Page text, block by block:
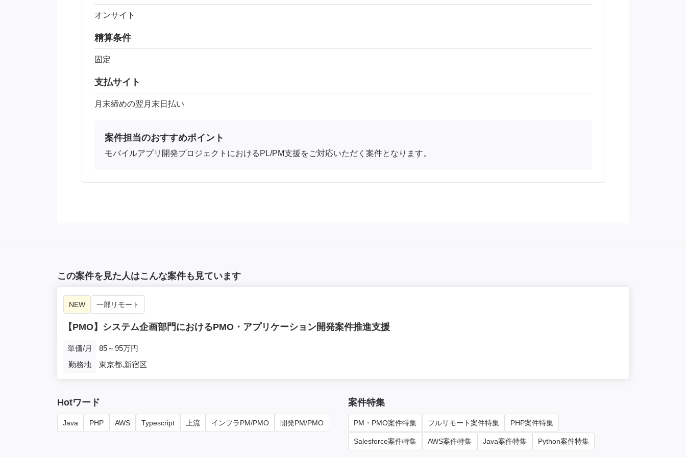
オンサイト
精算条件
固定
支払サイト
月末締めの翌月末日払い
案件担当のおすすめポイント
モバイルアプリ開発プロジェクトにおけるPL/PM支援をご対応いただく案件となります。
この案件を見た人はこんな案件も見ています
NEW 一部リモート
【PMO】システム企画部門におけるPMO・アプリケーション開発案件推進支援
単価/月
85～95万円
勤務地
東京都,新宿区
Hotワード
Java PHP AWS Typescript 上流 インフラPM/PMO 開発PM/PMO
案件特集
PM・PMO案件特集 フルリモート案件特集 PHP案件特集
Salesforce案件特集 AWS案件特集 Java案件特集 Python案件特集